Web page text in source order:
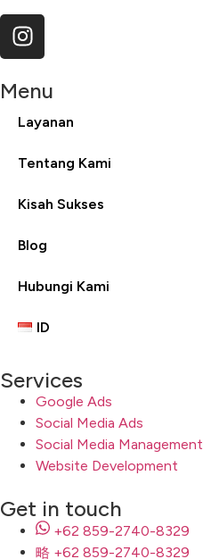
Menu
Layanan
Tentang Kami
Kisah Sukses
Blog
Hubungi Kami
ID
Services
Google Ads
Social Media Ads
Social Media Management
Website Development
Get in touch
+62 859-2740-8329
+62 859-2740-8329